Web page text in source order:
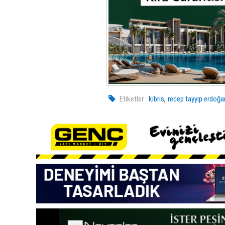
Etiketler : kıbrıs,recep tayyip